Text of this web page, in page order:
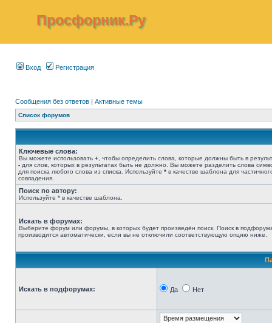
Просфорник.Ру
Вход Регистрация
Сообщения без ответов | Активные темы
Список форумов
Ключевые слова:
Вы можете использовать + , чтобы определить слова, которые должны быть в
- для слов, которых в результатах быть не должно. Вы можете разделить слова
для поиска любого слова из списка. Используйте * в качестве шаблона для
совпадения.
Поиск по автору:
Используйте * в качестве шаблона.
Искать в форумах:
Выберите форум или форумы, в которых будет произведён поиск. Поиск в
производится автоматически, если вы не отключили соответствующую опцию ниже.
Искать в подфорумах: Да Нет